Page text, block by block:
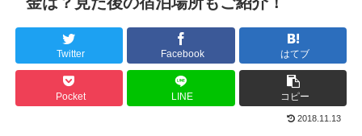
Twitter Facebook はてブ
Pocket LINE コピー
2018.11.13